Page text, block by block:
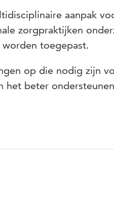
aanpak
zorgpraktijken
toegepast.
op die nodig zijn
het beter